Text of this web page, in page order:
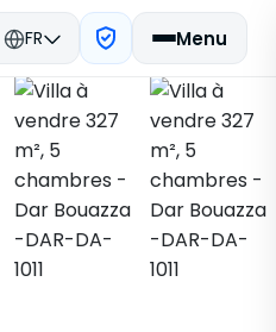
FR Menu
Acheter
Dar Bouazza
Enregistrer